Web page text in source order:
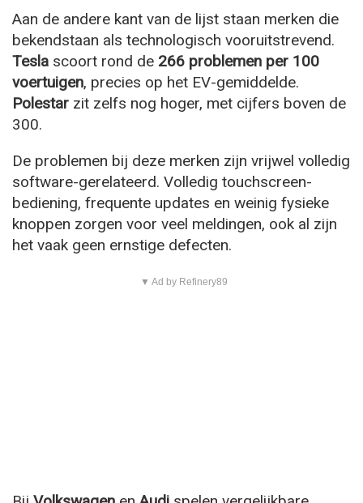
Aan de andere kant van de lijst staan merken die
bekendstaan als technologisch vooruitstrevend.
Tesla scoort rond de 266 problemen per 100
voertuigen, precies op het EV-gemiddelde.
Polestar zit zelfs nog hoger, met cijfers boven de
300.
De problemen bij deze merken zijn vrijwel volledig
software-gerelateerd. Volledig touchscreen-
bediening, frequente updates en weinig fysieke
knoppen zorgen voor veel meldingen, ook al zijn
het vaak geen ernstige defecten.
▼ Ad by Refinery89